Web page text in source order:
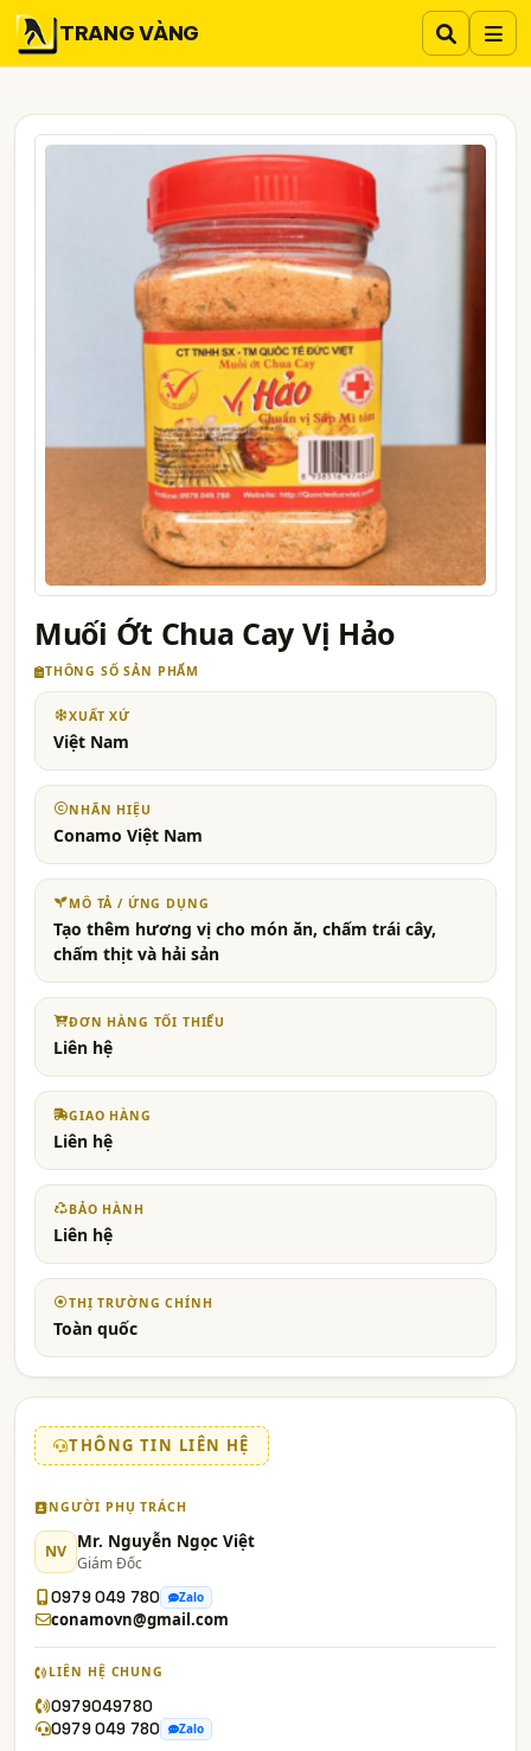
TRANG VÀNG
Muối Ớt Chua Cay Vị Hảo
THÔNG SỐ SẢN PHẨM
XUẤT XỨ
Việt Nam
NHÃN HIỆU
Conamo Việt Nam
MÔ TẢ / ỨNG DỤNG
Tạo thêm hương vị cho món ăn, chấm trái cây,
chấm thịt và hải sản
ĐƠN HÀNG TỐI THIỂU
Liên hệ
GIAO HÀNG
Liên hệ
BẢO HÀNH
Liên hệ
THỊ TRƯỜNG CHÍNH
Toàn quốc
THÔNG TIN LIÊN HỆ
NGƯỜI PHỤ TRÁCH
NV Mr. Nguyễn Ngọc Việt
Giám Đốc
0979 049 780
Zalo
conamovn@gmail.com
LIÊN HỆ CHUNG
0979049780
0979 049 780
Zalo